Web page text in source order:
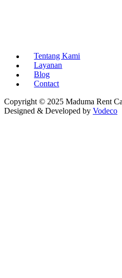
Tentang Kami
Layanan
Blog
Contact
Copyright © 2025 Maduma Rent
Designed & Developed by Vodeco